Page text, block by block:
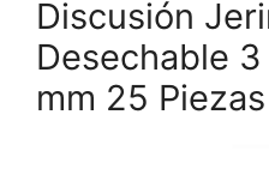
Discusión
Desechable
mm 25